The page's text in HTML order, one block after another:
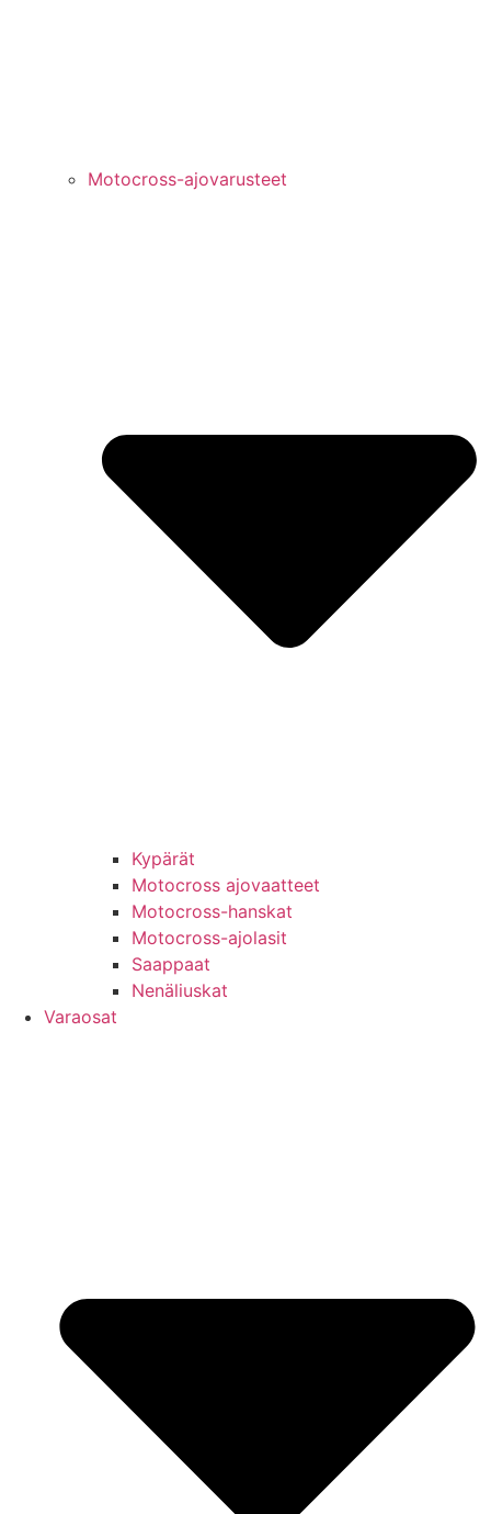
Motocross-ajovarusteet
Kypärät
Motocross ajovaatteet
Motocross-hanskat
Motocross-ajolasit
Saappaat
Nenäliuskat
Varaosat